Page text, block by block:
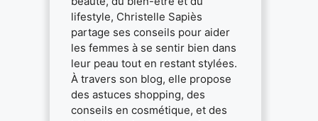
lifestyle, Christelle Sapiès
partage ses conseils pour aider
les femmes à se sentir bien dans
leur peau tout en restant stylées.
À travers son blog, elle propose
des astuces shopping, des
conseils en cosmétique, et des